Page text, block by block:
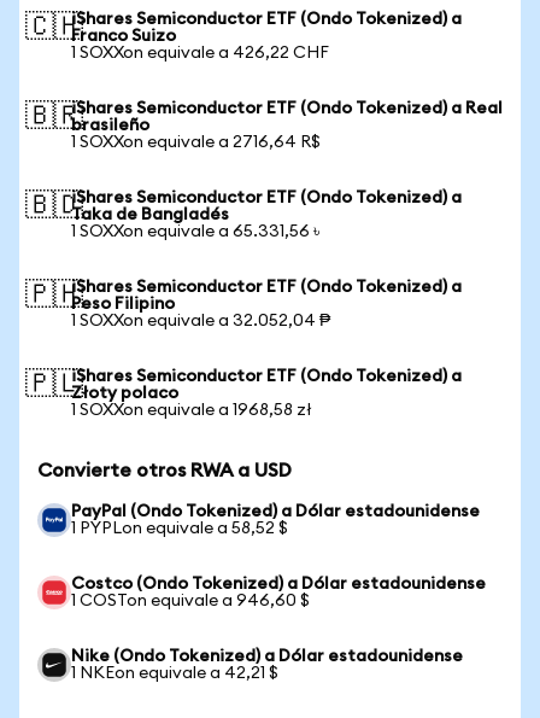
🇨🇭iShares Semiconductor ETF (Ondo Tokenized) a
Franco Suizo
1 SOXXon equivale a 426,22 CHF
🇧🇷iShares Semiconductor ETF (Ondo Tokenized) a Real
brasileño
1 SOXXon equivale a 2716,64 R$
🇧🇩iShares Semiconductor ETF (Ondo Tokenized) a
Taka de Bangladés
1 SOXXon equivale a 65.331,56 ৳
🇵🇭iShares Semiconductor ETF (Ondo Tokenized) a
Peso Filipino
1 SOXXon equivale a 32.052,04 ₱
🇵🇱iShares Semiconductor ETF (Ondo Tokenized) a
Złoty polaco
1 SOXXon equivale a 1968,58 zł
Convierte otros RWA a USD
PayPal (Ondo Tokenized) a Dólar estadounidense
1 PYPLon equivale a 58,52 $
Costco (Ondo Tokenized) a Dólar estadounidense
1 COSTon equivale a 946,60 $
Nike (Ondo Tokenized) a Dólar estadounidense
1 NKEon equivale a 42,21 $